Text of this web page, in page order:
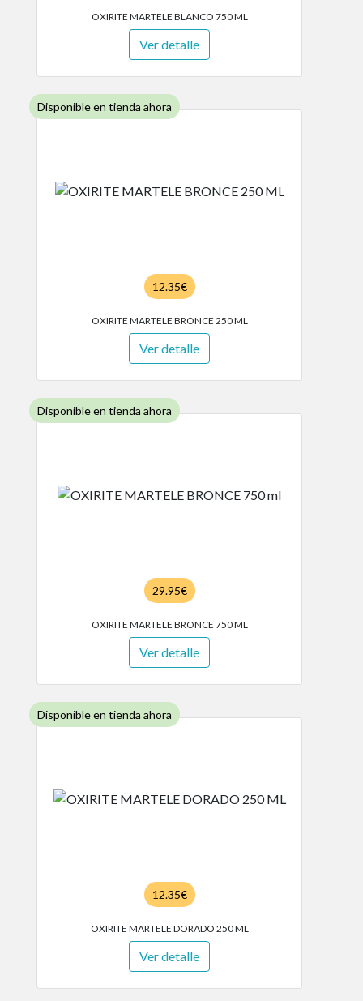
OXIRITE MARTELE BLANCO 750 ML
Ver detalle
Disponible en tienda ahora
12.35€
OXIRITE MARTELE BRONCE 250 ML
Ver detalle
Disponible en tienda ahora
29.95€
OXIRITE MARTELE BRONCE 750 ML
Ver detalle
Disponible en tienda ahora
12.35€
OXIRITE MARTELE DORADO 250 ML
Ver detalle